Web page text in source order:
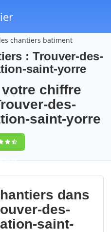
chantiers batiment
: Trouver-des-
saint-yorre
chiffre
des-
saint-yorre
95
dans
des-
saint-